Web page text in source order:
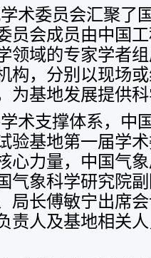
术委员会汇聚了
员会成员由中国
领域的专家学者
构，分别以现场
为基地发展提供
术支撑体系，中
验基地第一届学
心力量，中国气
气象科学研究院
局长傅敏宁出席
责人及基地相关